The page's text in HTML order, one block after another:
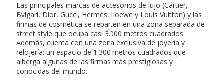
Las principales marcas de accesorios de lujo (Cartier,
Bvlgari, Dior, Gucci, Hermés, Loewe y Louis Vuitton) y las
firmas de cosmética se reparten en una zona separada de
street style que ocupa casi 3.000 metros cuadrados.
Además, cuenta con una zona exclusiva de joyería y
relojería: un espacio de 1.300 metros cuadrados que
alberga algunas de las firmas más prestigiosas y
conocidas del mundo.